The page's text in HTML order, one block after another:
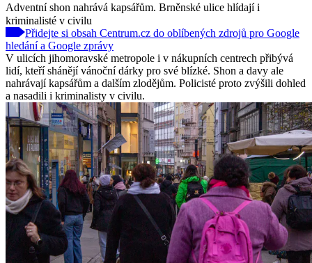
Adventní shon nahrává kapsářům. Brněnské ulice hlídají i
kriminalisté v civilu
Přidejte si obsah Centrum.cz do oblíbených zdrojů pro Google
hledání a Google zprávy
V ulicích jihomoravské metropole i v nákupních centrech přibývá
lidí, kteří shánějí vánoční dárky pro své blízké. Shon a davy ale
nahrávají kapsářům a dalším zlodějům. Policisté proto zvýšili dohled
a nasadili i kriminalisty v civilu.